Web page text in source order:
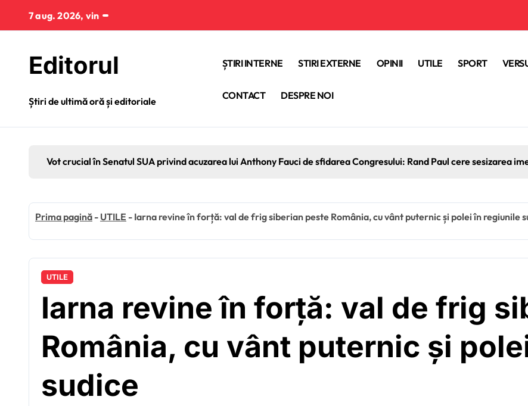
conținut
7 aug. 2026, vin
Editorul
Știri de ultimă oră și editoriale
ȘTIRI INTERNE STIRI EXTERNE OPINII UTILE SPORT
CONTACT DESPRE NOI
Vot crucial în Senatul SUA privind acuzarea lui Anthony Fauci de sfidarea Congresului: Rand Paul cere sesizarea
Prima pagină - UTILE - Iarna revine în forță: val de frig siberian peste România, cu vânt puternic și polei în regiunile
UTILE
Iarna revine în forță: val de frig
România, cu vânt puternic și
sudice